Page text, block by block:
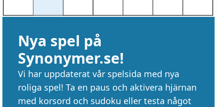
Nya spel på
Synonymer.se!
Vi har uppdaterat vår spelsida med nya
roliga spel! Ta en paus och aktivera hjärnan
med korsord och sudoku eller testa något